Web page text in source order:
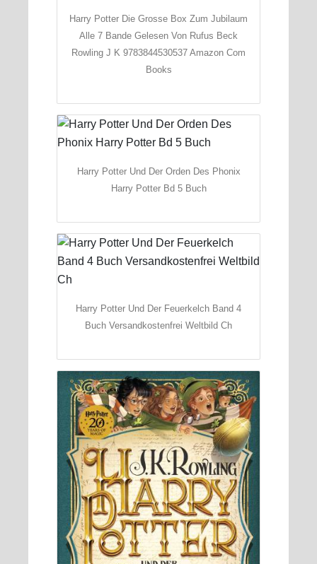
Harry Potter Die Grosse Box Zum Jubilaum
Alle 7 Bande Gelesen Von Rufus Beck
Rowling J K 9783844530537 Amazon Com
Books
Harry Potter Und Der Orden Des Phonix
Harry Potter Bd 5 Buch
Harry Potter Und Der Feuerkelch Band 4
Buch Versandkostenfrei Weltbild Ch